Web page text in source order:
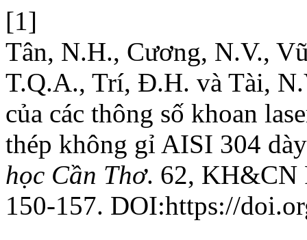
[1]
Tân, N.H., Cương, N.V.,
T.Q.A., Trí, Đ.H. và Tài,
của các thông số khoan
thép không gỉ AISI 304
học Cần Thơ. 62, KH&CN
150-157. DOI:https://